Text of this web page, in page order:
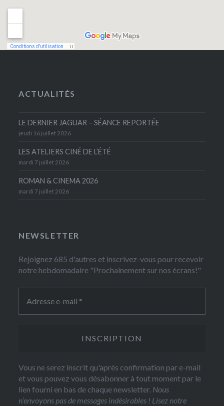
ACTUALITÉS
LE DERNIER JAGUAR – SÉANCE REPORTÉE
jeudi 16 juillet 2026
LES ATELIERS CINÉ DE L’ÉTÉ
mardi 7 juillet 2026
ROMAN & CINEMA 2026
mardi 7 juillet 2026
NEWSLETTER
Rejoignez 685 d'autres et inscrivez-vous pour recevoir
notre hebdomadaire "Prochainement sur nos écrans!"
Vous ne serez inscrit qu'après confirmation par e-mail
et vous pouvez vous désabonner à tout moment par le
lien fourni en bas de chaque newsletter. Nous
n’envoyons pas de messages indésirables ! Lisez notre